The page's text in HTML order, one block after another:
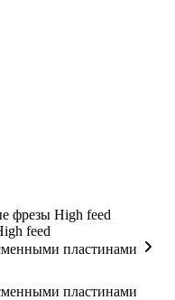
фрезы High feed
feed
пластинами
пластинами